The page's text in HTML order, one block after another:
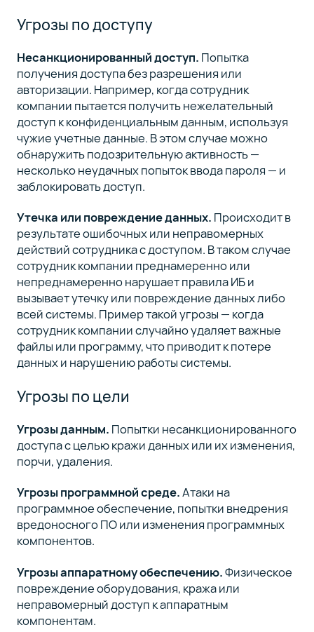
Угрозы по доступу
Несанкционированный доступ. Попытка
получения доступа без разрешения или
авторизации. Например, когда сотрудник
компании пытается получить нежелательный
доступ к конфиденциальным данным, используя
чужие учетные данные. В этом случае можно
обнаружить подозрительную активность —
несколько неудачных попыток ввода пароля — и
заблокировать доступ.
Утечка или повреждение данных. Происходит в
результате ошибочных или неправомерных
действий сотрудника с доступом. В таком случае
сотрудник компании преднамеренно или
непреднамеренно нарушает правила ИБ и
вызывает утечку или повреждение данных либо
всей системы. Пример такой угрозы — когда
сотрудник компании случайно удаляет важные
файлы или программу, что приводит к потере
данных и нарушению работы системы.
Угрозы по цели
Угрозы данным. Попытки несанкционированного
доступа с целью кражи данных или их изменения,
порчи, удаления.
Угрозы программной среде.Атаки на
программное обеспечение, попытки внедрения
вредоносного ПО или изменения программных
компонентов.
Угрозы аппаратному обеспечению.Физическое
повреждение оборудования, кража или
неправомерный доступ к аппаратным
компонентам.